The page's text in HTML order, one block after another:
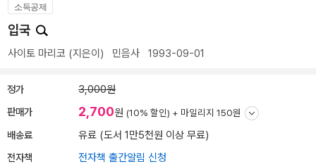
소득공제
입국
사이토 마리코 (지은이) 민음사 1993-09-01
정가 3,000원
판매가 2,700원 (10% 할인) + 마일리지 150원
배송료 유료 (도서 1만5천원 이상 무료)
전자책 전자책 출간알림 신청